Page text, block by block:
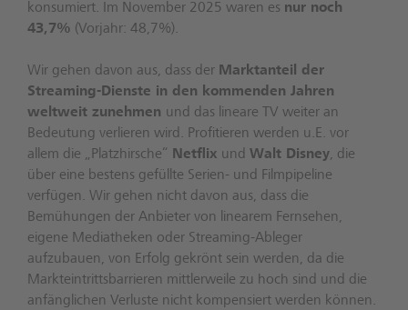
konsumiert. Im November 2025 waren es nur noch
43,7% (Vorjahr: 48,7%).
Wir gehen davon aus, dass der Marktanteil der
Streaming-Dienste in den kommenden Jahren
weltweit zunehmen und das lineare TV weiter an
Bedeutung verlieren wird. Profitieren werden u.E. vor
allem die „Platzhirsche“ Netflix und Walt Disney, die
über eine bestens gefüllte Serien- und Filmpipeline
verfügen. Wir gehen nicht davon aus, dass die
Bemühungen der Anbieter von linearem Fernsehen,
eigene Mediatheken oder Streaming-Ableger
aufzubauen, von Erfolg gekrönt sein werden, da die
Markteintrittsbarrieren mittlerweile zu hoch sind und die
anfänglichen Verluste nicht kompensiert werden können.